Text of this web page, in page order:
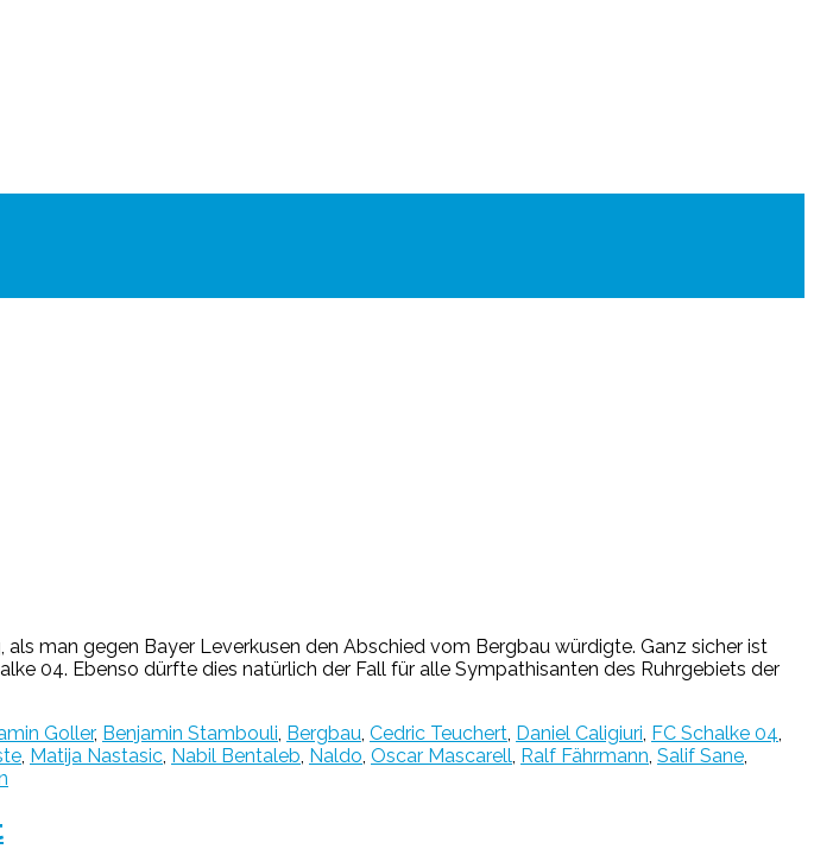
man gegen Bayer Leverkusen den Abschied vom Bergbau würdigte. Ganz sicher ist
04. Ebenso dürfte dies natürlich der Fall für alle Sympathisanten des Ruhrgebiets der
Goller, Benjamin Stambouli Bergbau Cedric Teuchert Daniel Caligiuri FC Schalke 04
Matija Nastasic Nabil Bentaleb Naldo Oscar Mascarell Ralf Fährmann Salif Sane